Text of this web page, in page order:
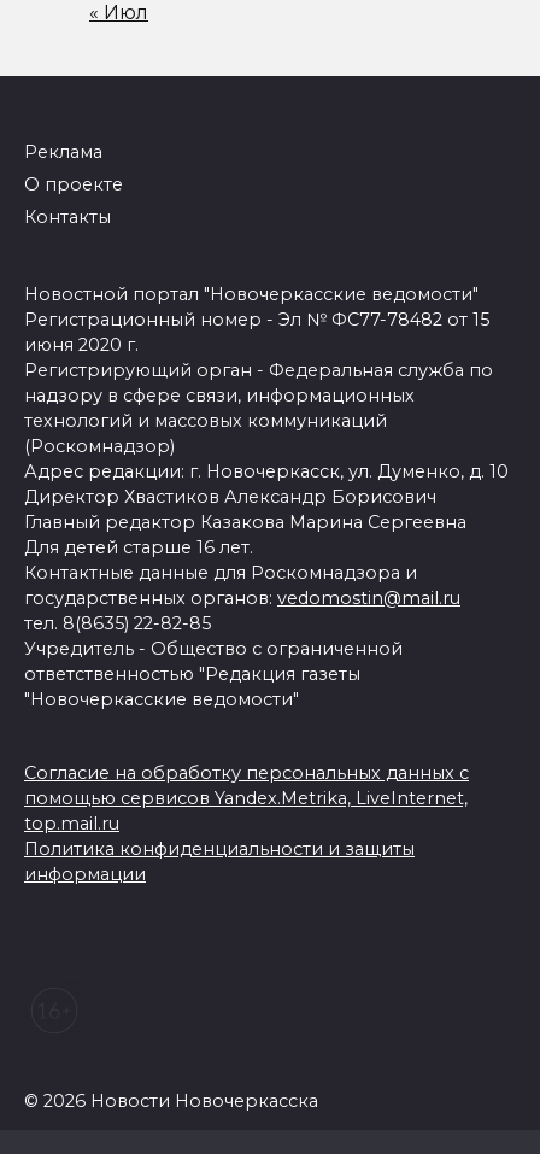
« Июл
Реклама
О проекте
Контакты
Новостной портал "Новочеркасские ведомости"
Регистрационный номер - Эл № ФС77-78482 от 15
июня 2020 г.
Регистрирующий орган - Федеральная служба по
надзору в сфере связи, информационных
технологий и массовых коммуникаций
(Роскомнадзор)
Адрес редакции: г. Новочеркасск, ул. Думенко, д. 10
Директор Хвастиков Александр Борисович
Главный редактор Казакова Марина Сергеевна
Для детей старше 16 лет.
Контактные данные для Роскомнадзора и
государственных органов: vedomostin@mail.ru
тел. 8(8635) 22-82-85
Учредитель - Общество с ограниченной
ответственностью "Редакция газеты
"Новочеркасские ведомости"
Согласие на обработку персональных данных с
помощью сервисов Yandex.Metrika, LiveInternet,
top.mail.ru
Политика конфиденциальности и защиты
информации
© 2026 Новости Новочеркасска